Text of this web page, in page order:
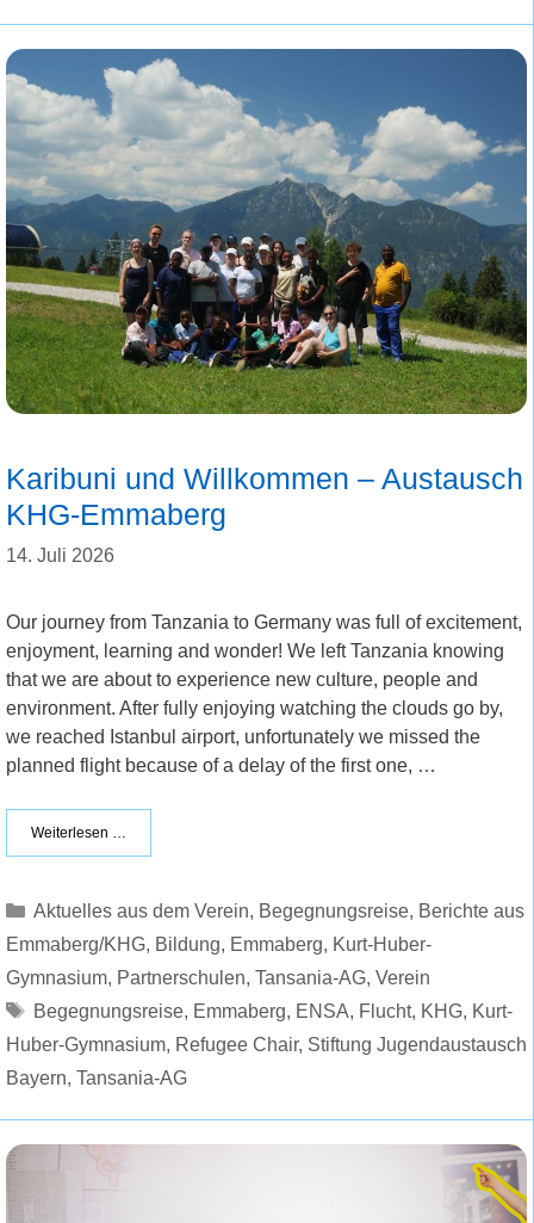
Karibuni und Willkommen – Austausch
KHG-Emmaberg
14. Juli 2026
Our journey from Tanzania to Germany was full of excitement,
enjoyment, learning and wonder! We left Tanzania knowing
that we are about to experience new culture, people and
environment. After fully enjoying watching the clouds go by,
we reached Istanbul airport, unfortunately we missed the
planned flight because of a delay of the first one, …
Weiterlesen …
Kategorien
Aktuelles aus dem Verein, Begegnungsreise, Berichte aus
Emmaberg/KHG, Bildung, Emmaberg, Kurt-Huber-
Gymnasium, Partnerschulen, Tansania-AG, Verein
Schlagwörter
Begegnungsreise, Emmaberg, ENSA, Flucht, KHG, Kurt-
Huber-Gymnasium, Refugee Chair, Stiftung Jugendaustausch
Bayern, Tansania-AG